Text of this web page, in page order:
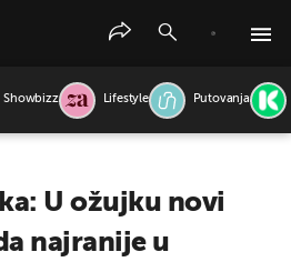
Showbizz Lifestyle Putovanja
U ožujku novi
najranije u